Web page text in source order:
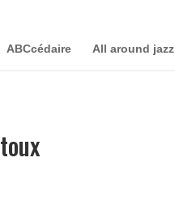
ABCcédaire All around jazz